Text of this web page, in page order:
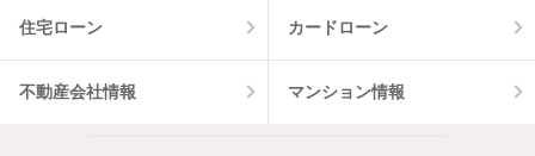
住宅ローン カードローン
不動産会社情報 マンション情報